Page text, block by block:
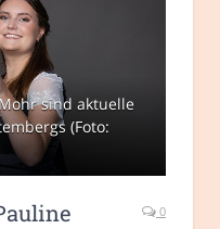
sind aktuelle
(Foto:
0